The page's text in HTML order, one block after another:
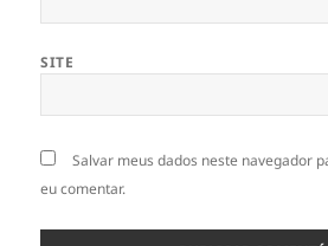
SITE
Salvar meus dados neste navegador
eu comentar.